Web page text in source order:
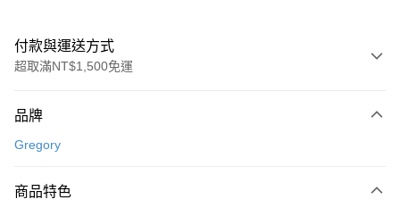
付款與運送方式
超取滿NT$1,500免運
信用卡一次付款
Apple Pay
品牌
Gregory
商品特色